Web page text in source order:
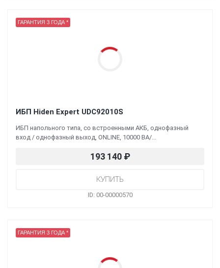
ИБП Hiden Expert UDC92010S
ИБП напольного типа, со встроенными АКБ, однофазный
вход / однофазный выход, ONLINE, 10000 ВА/...
193 140 ₽
ГАРАНТИЯ 3 ГОДА *
ID: 00-00000570
ГАРАНТИЯ 3 ГОДА *